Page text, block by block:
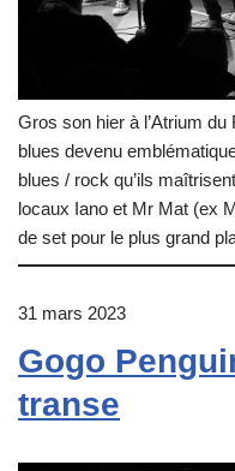
Gros son hier à l’Atrium
blues devenu
blues / rock qu’ils
locaux Iano et Mr Mat (ex
de set pour le plus grand
31 mars 2023
Gogo
transe